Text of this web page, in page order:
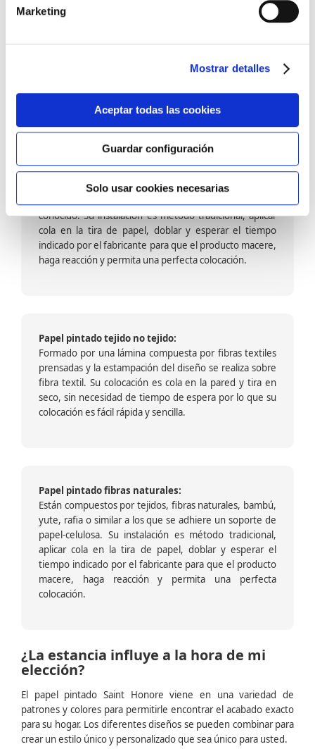
Marketing
Mostrar detalles
Aceptar todas las cookies
Guardar configuración
Solo usar cookies necesarias
barniz multiadherente en base agua. En zonas de
fuegos, se recomienda proteger con placas, silestone,
dado que el frotar en exceso dañaría el papel. Su
colocación es cola en la pared y tira en seco, sin
colocación es fácil rápida y sencilla.
Papel pintado calidad papel:
Formado por una capa de papel sobre un soporte de
conocido. Su instalación es método tradicional, aplicar
cola en la tira de papel, doblar y esperar el tiempo
indicado por el fabricante para que el producto macere,
haga reacción y permita una perfecta colocación.
Papel pintado tejido no tejido:
Formado por una lámina compuesta por fibras textiles
prensadas y la estampación del diseño se realiza sobre
fibra textil. Su colocación es cola en la pared y tira en
seco, sin necesidad de tiempo de espera por lo que su
colocación es fácil rápida y sencilla.
Papel pintado fibras naturales:
Están compuestos por tejidos, fibras naturales, bambú,
yute, rafia o similar a los que se adhiere un soporte de
papel-celulosa. Su instalación es método tradicional,
aplicar cola en la tira de papel, doblar y esperar el
tiempo indicado por el fabricante para que el producto
macere, haga reacción y permita una perfecta
colocación.
¿La estancia influye a la hora de mi
elección?
El papel pintado Saint Honore viene en una variedad de
patrones y colores para permitirle encontrar el acabado exacto
para su hogar. Los diferentes diseños se pueden combinar para
crear un estilo único y personalizado que sea único para usted.